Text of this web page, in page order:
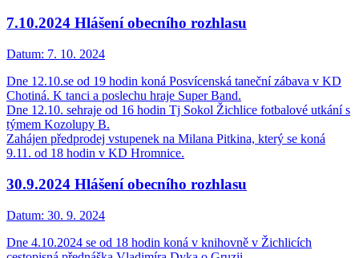
7.10.2024 Hlášení obecního rozhlasu
Datum: 7. 10. 2024
Dne 12.10.se od 19 hodin koná Posvícenská taneční zábava v KD
Chotiná. K tanci a poslechu hraje Super Band.
Dne 12.10. sehraje od 16 hodin Tj Sokol Žichlice fotbalové utkání s
týmem Kozolupy B.
Zahájen předprodej vstupenek na Milana Pitkina, který se koná
9.11. od 18 hodin v KD Hromnice.
30.9.2024 Hlášení obecního rozhlasu
Datum: 30. 9. 2024
Dne 4.10.2024 se od 18 hodin koná v knihovně v Žichlicích